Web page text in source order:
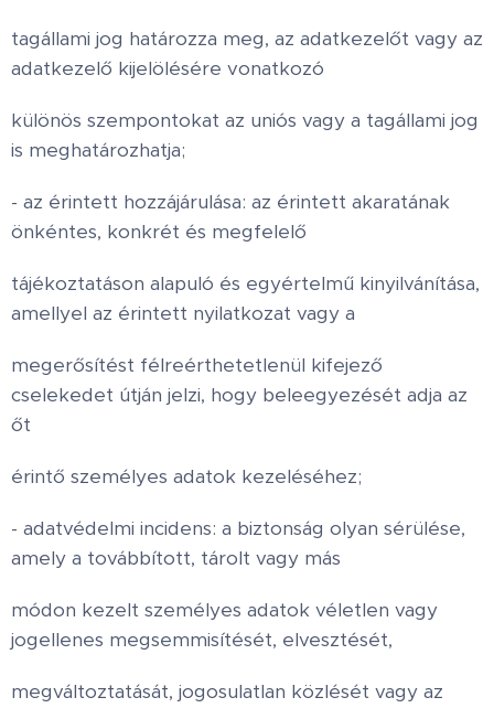
tagállami jog határozza meg, az adatkezelőt vagy az
adatkezelő kijelölésére vonatkozó
különös szempontokat az uniós vagy a tagállami jog
is meghatározhatja;
- az érintett hozzájárulása: az érintett akaratának
önkéntes, konkrét és megfelelő
tájékoztatáson alapuló és egyértelmű kinyilvánítása,
amellyel az érintett nyilatkozat vagy a
megerősítést félreérthetetlenül kifejező
cselekedet útján jelzi, hogy beleegyezését adja az
őt
érintő személyes adatok kezeléséhez;
- adatvédelmi incidens: a biztonság olyan sérülése,
amely a továbbított, tárolt vagy más
módon kezelt személyes adatok véletlen vagy
jogellenes megsemmisítését, elvesztését,
megváltoztatását, jogosulatlan közlését vagy az